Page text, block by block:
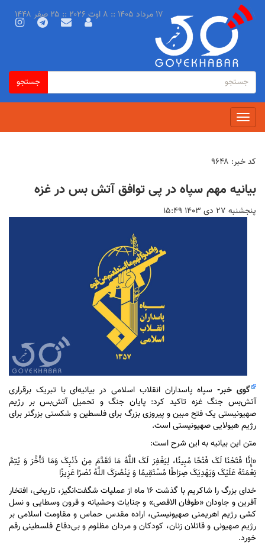
فرم
جستجو
جستجو
جستجو
Toggle
navigation
۱۷ مرداد ۱۴۰۵ :: ۸ اوت ۲۰۲۶ :: ۲۵ صفر ۱۴۴۸
کد خبر: ۹۶۴۸
بیانیه مهم سپاه در پی توافق آتش بس در غزه
پنجشنبه ۲۷ دى ۱۴۰۳ ۱۵:۴۹
گوی خبر- سپاه پاسداران انقلاب اسلامی در بیانیه‌ای با تبریک برقراری
آتش‌بس جنگ غزه تاکید کرد: پایان جنگ و تحمیل آتش‌بس بر رژیم
صهیونیستی یک فتح مبین و پیروزی بزرگ برای فلسطین و شکستی بزرگتر برای
رژیم هیولایی صهیونیستی است.
متن این بیانیه به این شرح است:
«إِنَّا فَتَحْنَا لَکَ فَتْحًا مُبِینًا، لِیَغْفِرَ لَکَ اللَّهُ مَا تَقَدَّمَ مِنْ ذَنْبِکَ وَمَا تَأَخَّرَ وَ یُتِمَّ
نِعْمَتَهُ عَلَیْکَ وَیَهْدِیَکَ صِرَاطًا مُسْتَقِیمًا وَ یَنْصُرَکَ اللَّهُ نَصْرًا عَزِیزًا
خدای بزرگ را شاکریم با گذشت ۱۶ ماه از عملیات شگفت‌انگیز، تاریخی، افتخار
آفرین و جاودان «طوفان الاقصی» و جنایات وحشیانه و قرون وسطایی و نسل
کشی رژیم اهریمنی صهیونیستی، اراده مقدس حماس و مقاومت اسلامی بر
رژیم صهیونی و قاتلان زنان، کودکان و مردان مظلوم و بی‌دفاع فلسطینی رقم
خورد.